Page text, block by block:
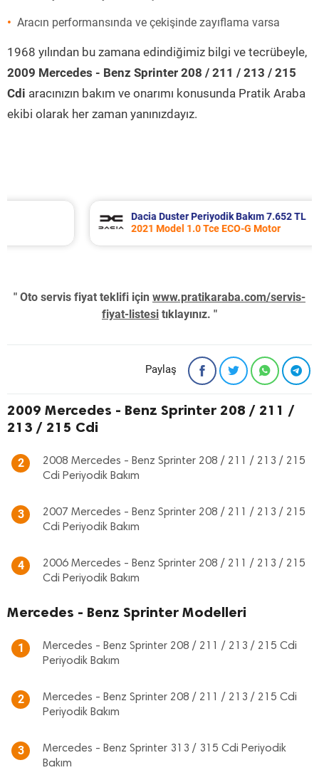
Aracın performansında ve çekişinde zayıflama varsa
1968 yılından bu zamana edindiğimiz bilgi ve tecrübeyle,
2009 Mercedes - Benz Sprinter 208 / 211 / 213 / 215
Cdi aracınızın bakım ve onarımı konusunda Pratik Araba
ekibi olarak her zaman yanınızdayız.
Dacia Duster Periyodik Bakım 7.652 TL
2021 Model 1.0 Tce ECO-G Motor
" Oto servis fiyat teklifi için www.pratikaraba.com/servis-
fiyat-listesi tıklayınız. "
Paylaş
2009 Mercedes - Benz Sprinter 208 / 211 /
213 / 215 Cdi
2
2008 Mercedes - Benz Sprinter 208 / 211 / 213 / 215
Cdi Periyodik Bakım
3
2007 Mercedes - Benz Sprinter 208 / 211 / 213 / 215
Cdi Periyodik Bakım
4
2006 Mercedes - Benz Sprinter 208 / 211 / 213 / 215
Cdi Periyodik Bakım
Mercedes - Benz Sprinter Modelleri
1
Mercedes - Benz Sprinter 208 / 211 / 213 / 215 Cdi
Periyodik Bakım
2
Mercedes - Benz Sprinter 208 / 211 / 213 / 215 Cdi
Periyodik Bakım
3
Mercedes - Benz Sprinter 313 / 315 Cdi Periyodik
Bakım